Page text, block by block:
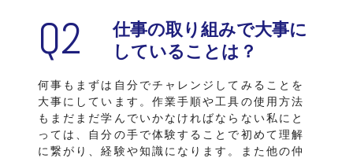
Q2 仕事の取り組みで⼤事に
していることは？
何事もまずは自分でチャレンジしてみることを
大事にしています。作業手順や工具の使用方法
もまだまだ学んでいかなければならない私にと
っては、自分の手で体験することで初めて理解
に繋がり、経験や知識になります。また他の仲